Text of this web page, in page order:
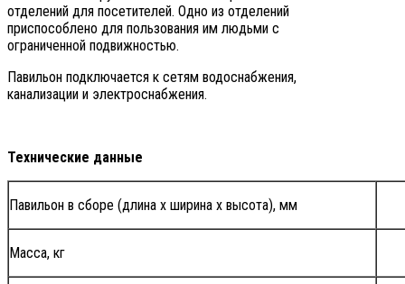
отделений для посетителей. Одно из отделений
приспособлено для пользования им людьми с
ограниченной подвижностью.
Павильон подключается к сетям водоснабжения,
канализации и электроснабжения.
Технические данные
Павильон в сборе (длина х ширина х высота), мм
Масса, кг